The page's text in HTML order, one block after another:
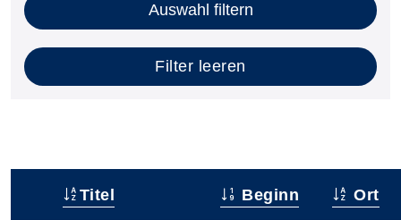
Auswahl filtern
Filter leeren
Titel Beginn Ort